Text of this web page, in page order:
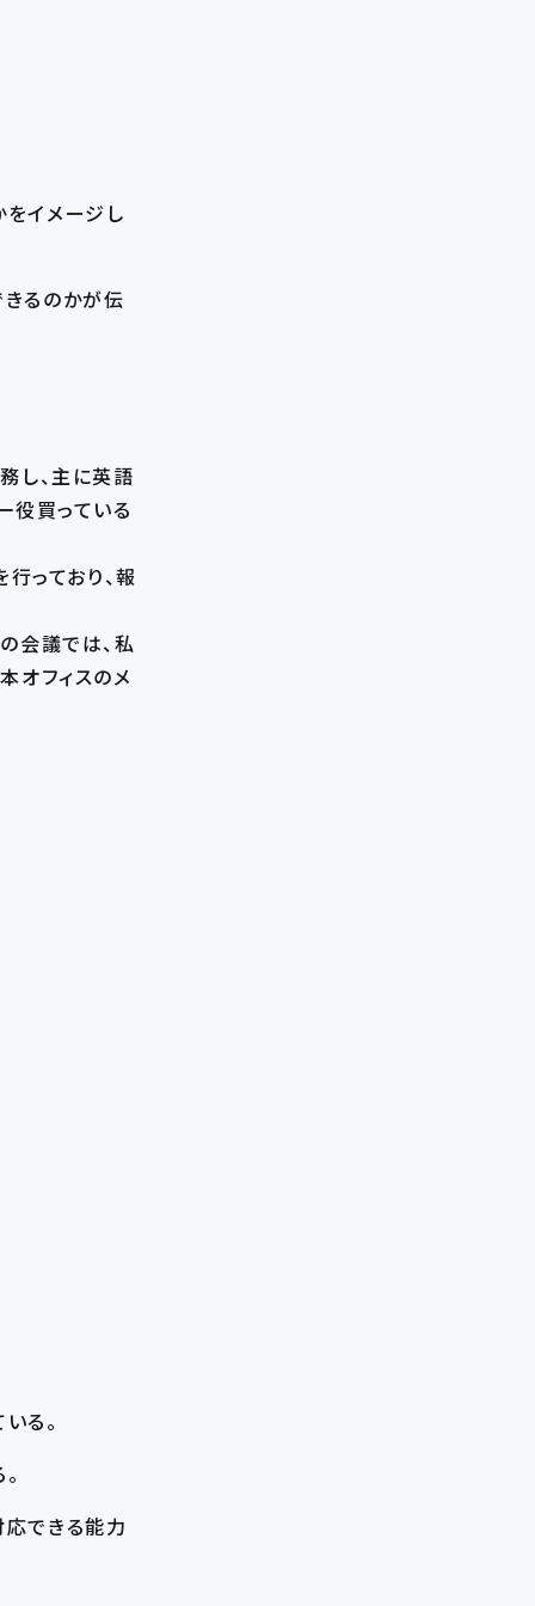
イメージし
るのかが伝
し、主に英語
役買っている
っており、報
会議では、私
オフィスのメ
る。
できる能力